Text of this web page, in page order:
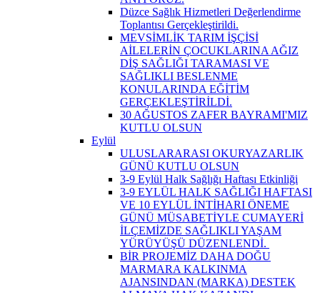
Düzce Sağlık Hizmetleri Değerlendirme
Toplantısı Gerçekleştirildi.
MEVSİMLİK TARIM İŞÇİSİ
AİLELERİN ÇOCUKLARINA AĞIZ
DİŞ SAĞLIĞI TARAMASI VE
SAĞLIKLI BESLENME
KONULARINDA EĞİTİM
GERÇEKLEŞTİRİLDİ.
30 AĞUSTOS ZAFER BAYRAMI'MIZ
KUTLU OLSUN
Eylül
ULUSLARARASI OKURYAZARLIK
GÜNÜ KUTLU OLSUN
3-9 Eylül Halk Sağlığı Haftası Etkinliği
3-9 EYLÜL HALK SAĞLIĞI HAFTASI
VE 10 EYLÜL İNTİHARI ÖNEME
GÜNÜ MÜSABETİYLE CUMAYERİ
İLÇEMİZDE SAĞLIKLI YAŞAM
YÜRÜYÜŞÜ DÜZENLENDİ. ​
BİR PROJEMİZ DAHA DOĞU
MARMARA KALKINMA
AJANSINDAN (MARKA) DESTEK